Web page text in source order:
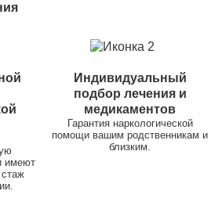
имеют
Индивидуальный
подбор лечения и
медикаментов
Гарантия наркологической
помощи вашим родственникам и
близким.